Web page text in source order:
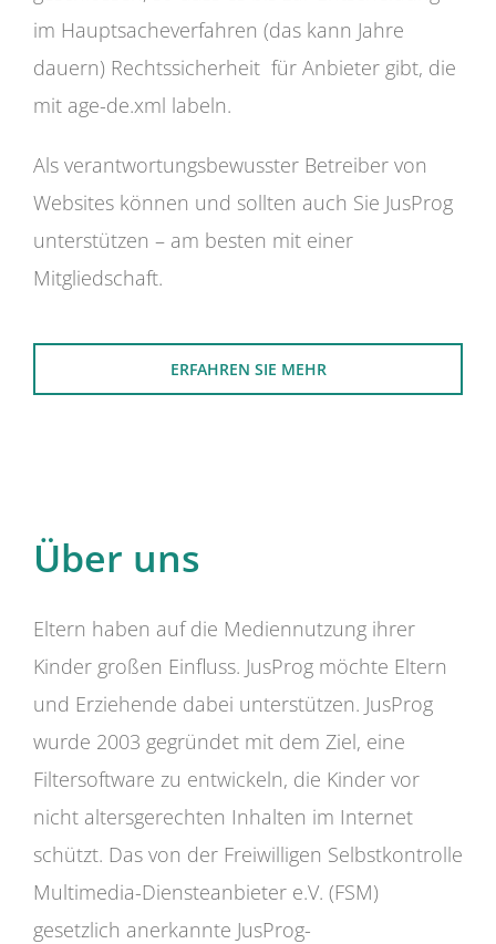
im Hauptsacheverfahren (das kann Jahre
dauern) Rechtssicherheit für Anbieter gibt, die
mit age-de.xml labeln.
Als verantwortungsbewusster Betreiber von
Websites können und sollten auch Sie JusProg
unterstützen – am besten mit einer
Mitgliedschaft.
ERFAHREN SIE MEHR
Über uns
Eltern haben auf die Mediennutzung ihrer
Kinder großen Einfluss. JusProg möchte Eltern
und Erziehende dabei unterstützen. JusProg
wurde 2003 gegründet mit dem Ziel, eine
Filtersoftware zu entwickeln, die Kinder vor
nicht altersgerechten Inhalten im Internet
schützt. Das von der Freiwilligen Selbstkontrolle
Multimedia-Diensteanbieter e.V. (FSM)
gesetzlich anerkannte JusProg-